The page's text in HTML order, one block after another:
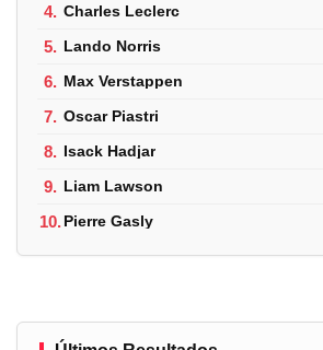
4. Charles Leclerc
5. Lando Norris
6. Max Verstappen
7. Oscar Piastri
8. Isack Hadjar
9. Liam Lawson
10.Pierre Gasly